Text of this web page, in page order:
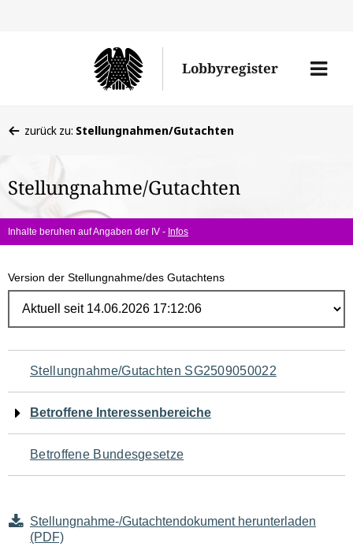
Lobbyregister
Menü
befinden
hier:
zurück zu: Stellungnahmen/Gutachten
Stellungnahme/Gutachten
Inhalte beruhen auf Angaben der IV - Infos
Version der Stellungnahme/des Gutachtens
Navigation
für
den
Seiteninhalt
Stellungnahme/Gutachten SG2509050022
Betroffene Interessenbereiche
Betroffene Bundesgesetze
Stellungnahme-/Gutachtendokument herunterladen
(PDF)